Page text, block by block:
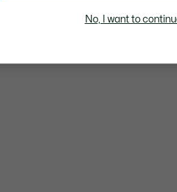
No, I want to